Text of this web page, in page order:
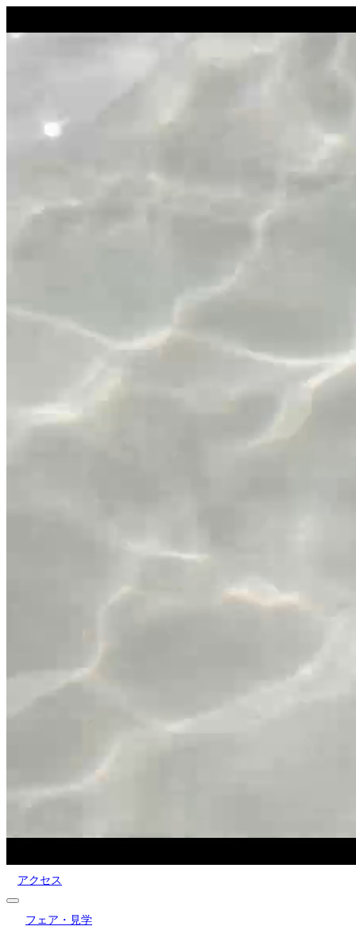
アクセス
フェア・見学